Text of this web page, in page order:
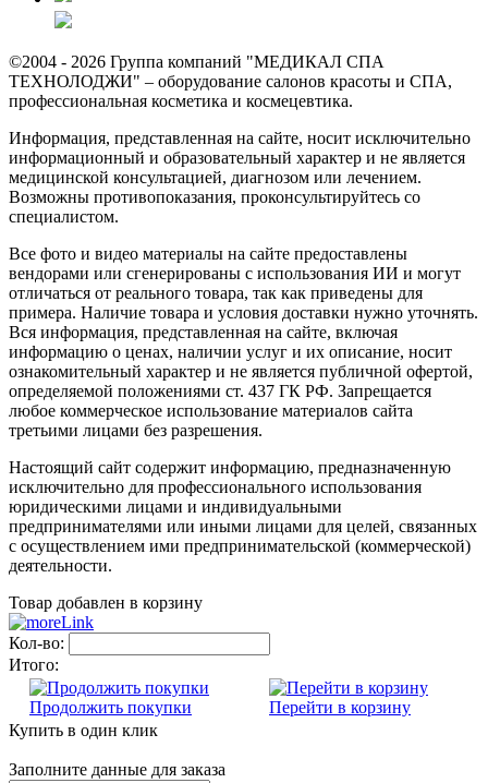
©2004 - 2026 Группа компаний "МЕДИКАЛ СПА
ТЕХНОЛОДЖИ" – оборудование салонов красоты и СПА,
профессиональная косметика и космецевтика.
Информация, представленная на сайте, носит исключительно
информационный и образовательный характер и не является
медицинской консультацией, диагнозом или лечением.
Возможны противопоказания, проконсультируйтесь со
специалистом.
Все фото и видео материалы на сайте предоставлены
вендорами или сгенерированы с использования ИИ и могут
отличаться от реального товара, так как приведены для
примера. Наличие товара и условия доставки нужно уточнять.
Вся информация, представленная на сайте, включая
информацию о ценах, наличии услуг и их описание, носит
ознакомительный характер и не является публичной офертой,
определяемой положениями ст. 437 ГК РФ. Запрещается
любое коммерческое использование материалов сайта
третьими лицами без разрешения.
Настоящий сайт содержит информацию, предназначенную
исключительно для профессионального использования
юридическими лицами и индивидуальными
предпринимателями или иными лицами для целей, связанных
с осуществлением ими предпринимательской (коммерческой)
деятельности.
Товар добавлен в корзину
Кол-во:
Итого:
Продолжить покупки
Перейти в корзину
Купить в один клик
Заполните данные для заказа